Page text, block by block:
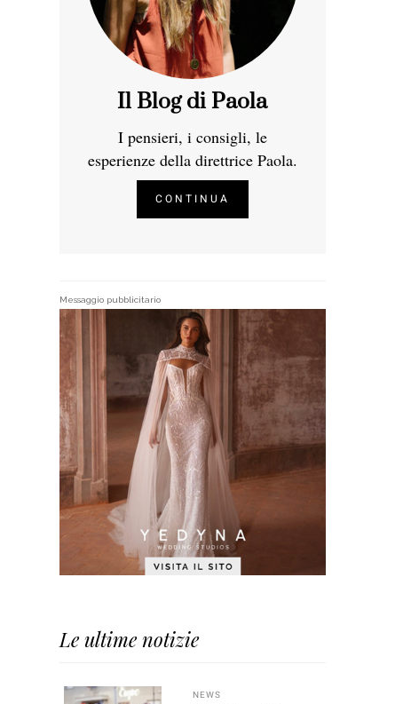
Il Blog di Paola
I pensieri, i consigli, le
esperienze della direttrice Paola.
CONTINUA
Messaggio pubblicitario
Le ultime notizie
NEWS